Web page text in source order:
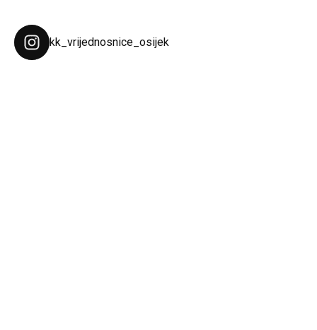
kk_vrijednosnice_osijek